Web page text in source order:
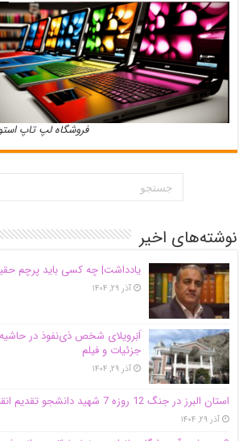
فروشگاه لپ تاپ
نوشته‌های اخیر
یادداشت| ‌چه کسی باید پرچم
آذر ۲۹, ۱۴۰۴
اَبَر‌ویلای شخص ذی‌نفوذ در
جزئیات و فیلم
آذر ۲۹, ۱۴۰۴
استان البرز در جنگ 12 روزه 7 شهید دانشجو تقدیم انقلاب کرد
آذر ۲۹, ۱۴۰۴